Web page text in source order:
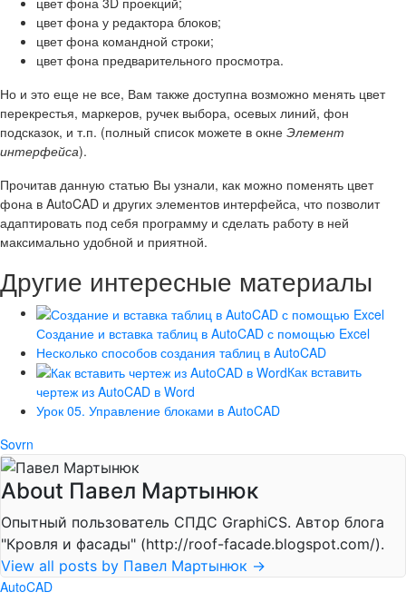
цвет фона у редактора блоков;
цвет фона командной строки;
цвет фона предварительного просмотра.
Но и это еще не все, Вам также доступна возможно менять цвет
перекрестья, маркеров, ручек выбора, осевых линий, фон
подсказок, и т.п. (полный список можете в окне Элемент
интерфейса).
Прочитав данную статью Вы узнали, как можно поменять цвет
фона в AutoCAD и других элементов интерфейса, что позволит
адаптировать под себя программу и сделать работу в ней
максимально удобной и приятной.
Другие интересные материалы
Создание и вставка таблиц в AutoCAD с помощью Excel
Несколько способов создания таблиц в AutoCAD
Как вставить
чертеж из AutoCAD в Word
Урок 05. Управление блоками в AutoCAD
Sovrn
About Павел Мартынюк
Опытный пользователь СПДС GraphiCS. Автор блога
"Кровля и фасады" (http://roof-facade.blogspot.com/).
View all posts by Павел Мартынюк →
AutoCAD